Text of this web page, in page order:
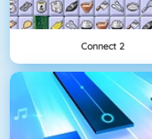
Connect 2